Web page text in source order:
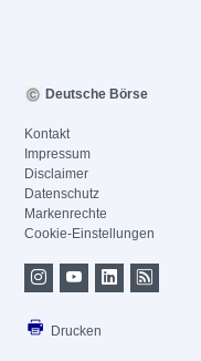
Deutsche Börse
Kontakt
Impressum
Disclaimer
Datenschutz
Markenrechte
Cookie-Einstellungen
Drucken